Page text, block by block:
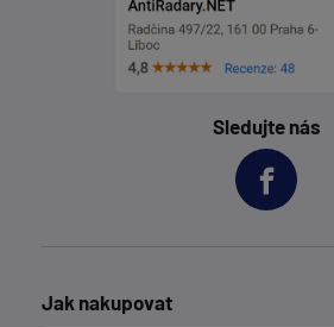
Sledujte nás
Jak nakupovat